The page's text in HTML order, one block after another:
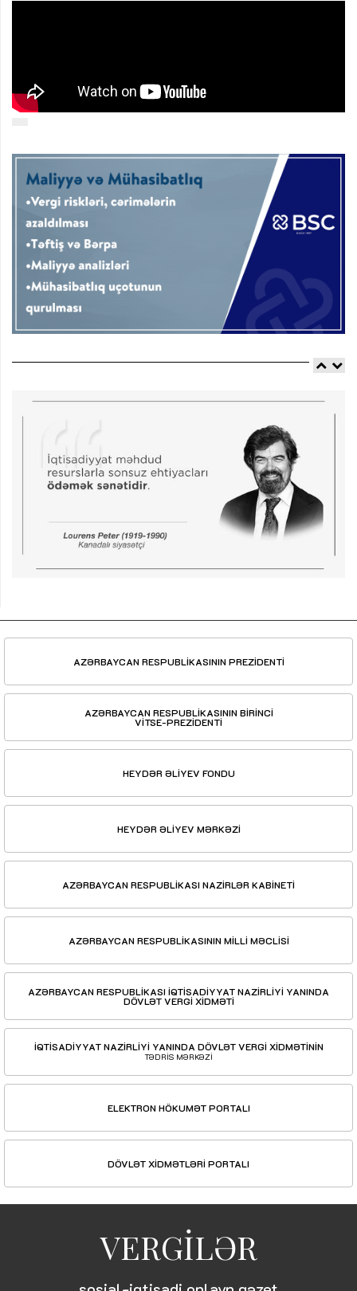
AZƏRBAYCAN RESPUBLİKASININ PREZİDENTİ
AZƏRBAYCAN RESPUBLİKASININ BİRİNCİ
VİTSE-PREZİDENTİ
HEYDƏR ƏLİYEV FONDU
HEYDƏR ƏLİYEV MƏRKƏZİ
AZƏRBAYCAN RESPUBLİKASI NAZİRLƏR KABİNETİ
AZƏRBAYCAN RESPUBLİKASININ MİLLİ MƏCLİSİ
AZƏRBAYCAN RESPUBLİKASI İQTİSADİYYAT NAZİRLİYİ YANINDA
DÖVLƏT VERGİ XİDMƏTİ
İQTİSADİYYAT NAZİRLİYİ YANINDA DÖVLƏT VERGİ XİDMƏTİNİN
TƏDRİS MƏRKƏZİ
ELEKTRON HÖKUMƏT PORTALI
DÖVLƏT XİDMƏTLƏRİ PORTALI
VERGİLƏR